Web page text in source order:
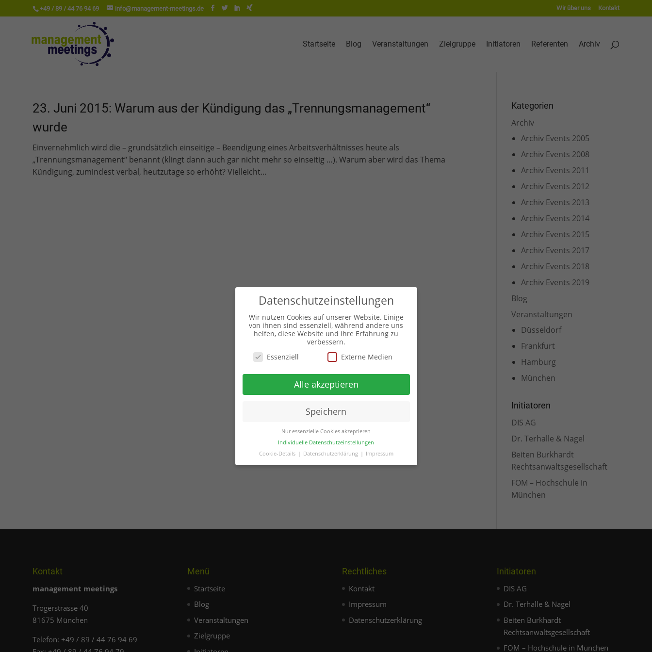
+49 / 89 / 44 76 94 69 info@management-meetings.de Wir über uns Kontakt
Startseite Blog Veranstaltungen Zielgruppe Initiatoren Referenten Archiv
23. Juni 2015: Warum aus der Kündigung das „Trennungsmanagement“
wurde
Einvernehmlich wird die – grundsätzlich einseitige – Beendigung eines Arbeitsverhältnisses heute als
„Trennungsmanagement“ benannt (klingt dann auch gar nicht mehr so einseitig …). Warum aber wird das Thema
Kündigung, zumindest verbal, heutzutage so erhöht? Vielleicht...
Kategorien
Archiv
Archiv Events 2005
Archiv Events 2008
Archiv Events 2011
Archiv Events 2012
Archiv Events 2013
Archiv Events 2014
Archiv Events 2015
Archiv Events 2017
Archiv Events 2018
Archiv Events 2019
Blog
Veranstaltungen
Düsseldorf
Frankfurt
Hamburg
München
Initiatoren
DIS AG
Dr. Terhalle & Nagel
Beiten Burkhardt
Rechtsanwaltsgesellschaft
FOM – Hochschule in
München
Kontakt
management meetings
Trogerstrasse 40
81675 München
Telefon: +49 / 89 / 44 76 94 69
Menü
Startseite
Blog
Veranstaltungen
Zielgruppe
Rechtliches
Kontakt
Impressum
Datenschutzerklärung
Initiatoren
DIS AG
Dr. Terhalle & Nagel
Beiten Burkhardt
Rechtsanwaltsgesellschaft
FOM – Hochschule in München
Datenschutzeinstellungen
Wir nutzen Cookies auf unserer Website. Einige
von ihnen sind essenziell, während andere uns
helfen, diese Website und Ihre Erfahrung zu
verbessern.
Essenziell
Externe Medien
Alle akzeptieren
Speichern
Nur essenzielle Cookies akzeptieren
Individuelle Datenschutzeinstellungen
Cookie-Details
Datenschutzerklärung Impressum
Datenschutzeinstellungen
Essenzielle Cookies ermöglichen grundlegende Funktionen
und sind für die einwandfreie Funktion der Website
erforderlich.